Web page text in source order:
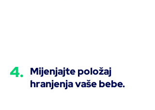
4. Mijenjajte položaj
hranjenja vaše bebe.